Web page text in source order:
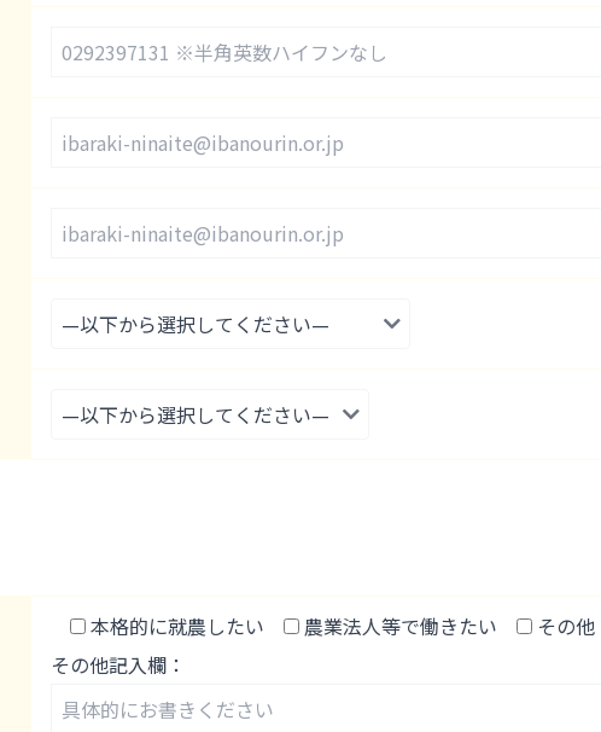
本格的に就農したい 農業法人等で働きたい
その他
その他記入欄：